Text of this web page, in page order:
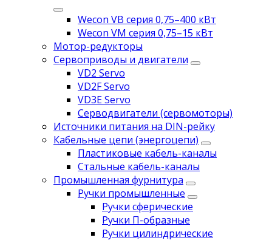
Wecon VB серия 0,75–400 кВт
Wecon VM серия 0,75–15 кВт
Мотор-редукторы
Сервоприводы и двигатели
VD2 Servo
VD2F Servo
VD3E Servo
Серводвигатели (сервомоторы)
Источники питания на DIN-рейку
Кабельные цепи (энергоцепи)
Пластиковые кабель-каналы
Стальные кабель-каналы
Промышленная фурнитура
Ручки промышленные
Ручки сферические
Ручки П-образные
Ручки цилиндрические